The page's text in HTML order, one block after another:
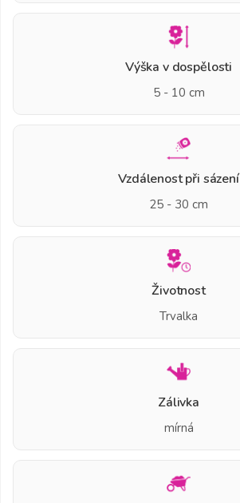
Výška v dospělosti
5 - 10 cm
Vzdálenost při sázení
25 - 30 cm
Životnost
Trvalka
Zálivka
mírná